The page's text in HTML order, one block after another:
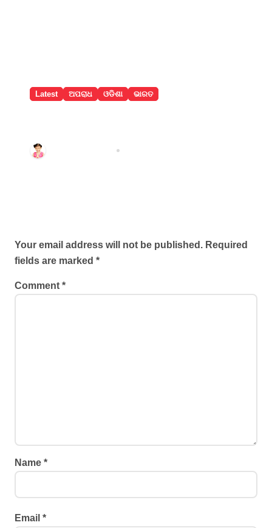
Latest ଅପରାଧ ଓଡିଶା ଭାରତ
Your email address will not be published. Required
fields are marked *
Comment *
Name *
Email *